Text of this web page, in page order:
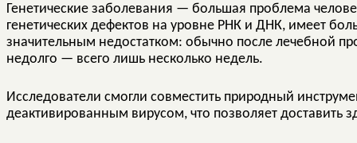
Генетические заболевания — большая проблема
генетических дефектов на уровне РНК и ДНК, имеет
значительным недостатком: обычно после лечебной
недолго — всего лишь несколько недель.
Исследователи смогли совместить природный
деактивированным вирусом, что позволяет доставить